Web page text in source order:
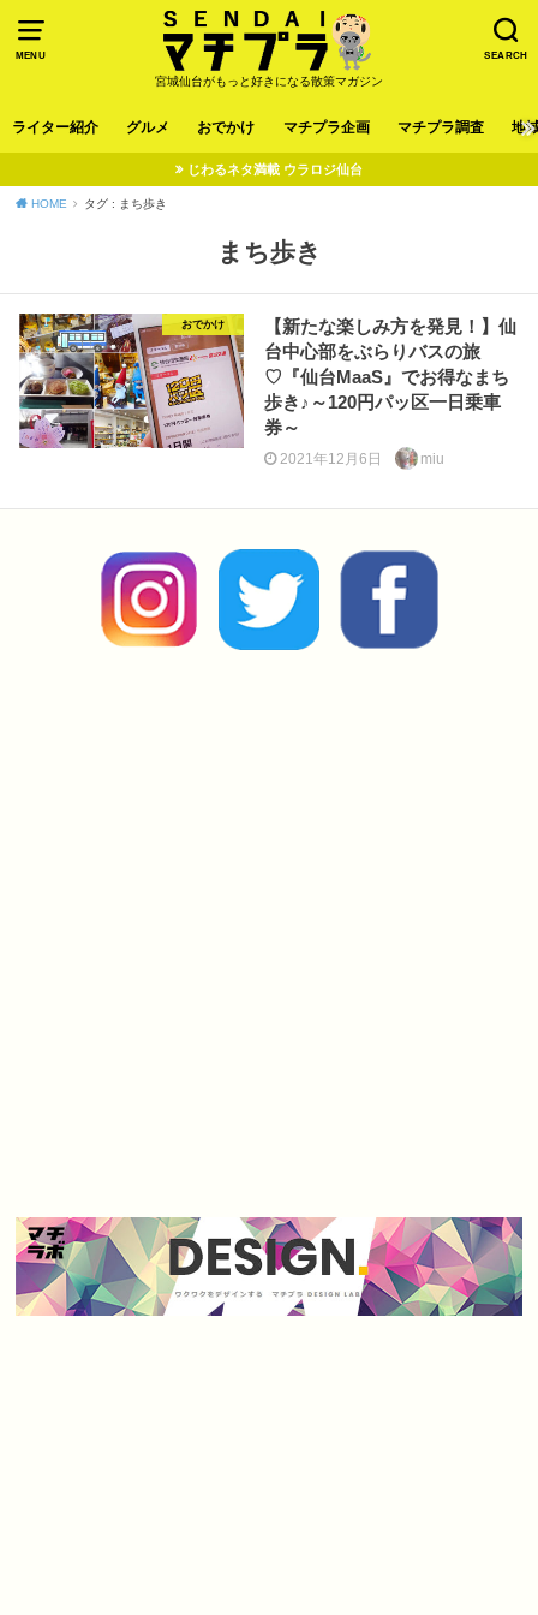
MENU SEARCH
宮城仙台がもっと好きになる散策マガジン
ライター紹介 グルメ おでかけ マチプラ企画 マチプラ調査 地
じわるネタ満載 ウラロジ仙台
HOME タグ : まち歩き
まち歩き
おでかけ
【新たな楽しみ方を発見！】仙
台中心部をぶらりバスの旅
♡『仙台MaaS』でお得なまち
歩き♪～120円パッ区一日乗車
券～
2021年12月6日 miu